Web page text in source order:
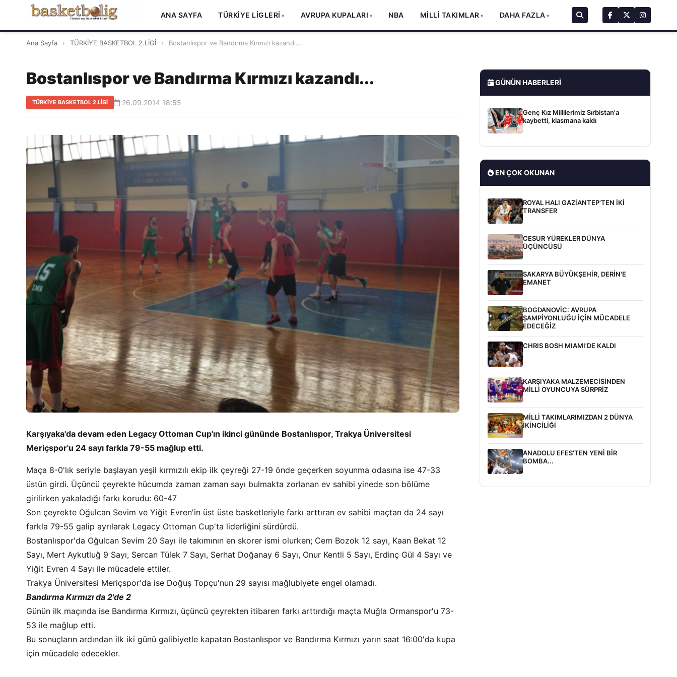
ANA SAYFA TÜRKİYE LİGLERİ AVRUPA KUPALARI NBA MİLLİ TAKIMLAR DAHA FAZLA
Ana Sayfa › TÜRKİYE BASKETBOL 2.LİGİ › Bostanlıspor ve Bandırma Kırmızı kazandı...
Bostanlıspor ve Bandırma Kırmızı kazandı...
TÜRKİYE BASKETBOL 2.LİGİ 26.09.2014 18:55
Karşıyaka'da devam eden Legacy Ottoman Cup'ın ikinci gününde Bostanlıspor, Trakya Üniversitesi
Meriçspor'u 24 sayı farkla 79-55 mağlup etti.
Maça 8-0'lık seriyle başlayan yeşil kırmızılı ekip ilk çeyreği 27-19 önde geçerken soyunma odasına ise 47-33
üstün girdi. Üçüncü çeyrekte hücumda zaman zaman sayı bulmakta zorlanan ev sahibi yinede son bölüme
girilirken yakaladığı farkı korudu: 60-47
Son çeyrekte Oğulcan Sevim ve Yiğit Evren'in üst üste basketleriyle farkı arttıran ev sahibi maçtan da 24 sayı
farkla 79-55 galip ayrılarak Legacy Ottoman Cup'ta liderliğini sürdürdü.
Bostanlıspor'da Oğulcan Sevim 20 Sayı ile takımının en skorer ismi olurken; Cem Bozok 12 sayı, Kaan Bekat 12
Sayı, Mert Aykutluğ 9 Sayı, Sercan Tülek 7 Sayı, Serhat Doğanay 6 Sayı, Onur Kentli 5 Sayı, Erdinç Gül 4 Sayı ve
Yiğit Evren 4 Sayı ile mücadele ettiler.
Trakya Üniversitesi Meriçspor'da ise Doğuş Topçu'nun 29 sayısı mağlubiyete engel olamadı.
Bandırma Kırmızı da 2'de 2
Günün ilk maçında ise Bandırma Kırmızı, üçüncü çeyrekten itibaren farkı arttırdığı maçta Muğla Ormanspor'u 73-
53 ile mağlup etti.
Bu sonuçların ardından ilk iki günü galibiyetle kapatan Bostanlıspor ve Bandırma Kırmızı yarın saat 16:00'da kupa
için mücadele edecekler.
GÜNÜN HABERLERI
Genç Kız Millilerimiz Sırbistan'a
kaybetti, klasmana kaldı
EN ÇOK OKUNAN
ROYAL HALI GAZİANTEP'TEN İKİ
TRANSFER
CESUR YÜREKLER DÜNYA
ÜÇÜNCÜSÜ
SAKARYA BÜYÜKŞEHİR, DERİN'E
EMANET
BOGDANOVİC: AVRUPA
ŞAMPİYONLUĞU İÇİN MÜCADELE
EDECEĞİZ
CHRIS BOSH MIAMI'DE KALDI
KARŞIYAKA MALZEMECİSİNDEN
MİLLİ OYUNCUYA SÜRPRİZ
MİLLİ TAKIMLARIMIZDAN 2 DÜNYA
İKİNCİLİĞİ
ANADOLU EFES'TEN YENİ BİR
BOMBA...